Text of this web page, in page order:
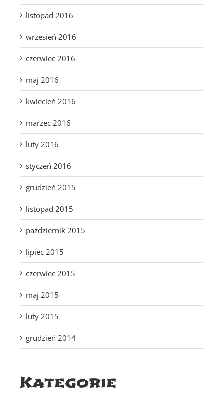
listopad 2016
wrzesień 2016
czerwiec 2016
maj 2016
kwiecień 2016
marzec 2016
luty 2016
styczeń 2016
grudzień 2015
listopad 2015
październik 2015
lipiec 2015
czerwiec 2015
maj 2015
luty 2015
grudzień 2014
Kategorie